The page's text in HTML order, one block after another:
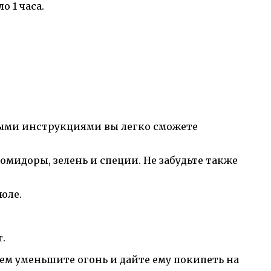
1 часа.
инструкциями вы легко сможете
зелень и специи. Не забудьте также
уменьшите огонь и дайте ему покипеть на